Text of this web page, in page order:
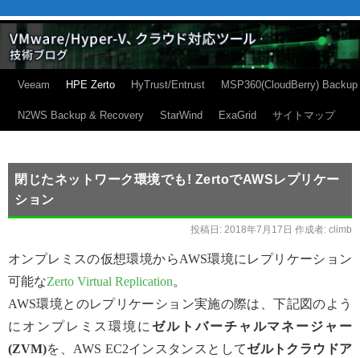
Veeam HPE Zerto HyTrust/Entrust MSP360(CloudBerry) Backup
N2WS Backup & Recovery StarWind ExaGrid サイトマップ
閉じたネットワーク環境でも! ZertoでAWSレプリケー
ション
投稿日: 2018年7月17日 作成者: climb
オンプレミスの仮想環境からAWS環境にレプリケーション
可能なZerto Virtual Replication。
AWS環境とのレプリケーション実施の際は、下記図のよう
にオンプレミス環境にゼルトバーチャルマネージャー
(ZVM)を、AWS EC2インスタンスとしてゼルトクラウドア